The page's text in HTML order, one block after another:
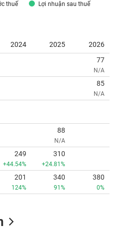
thuế Lợi nhuận sau thuế
2024 2025
2026
77
N/A
85
N/A
88
N/A
249
+44.54%
310
+24.81%
201
124%
340
91%
380
0%